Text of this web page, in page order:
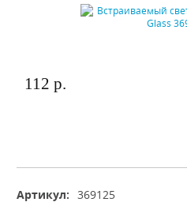
112 р.
Артикул: 369125